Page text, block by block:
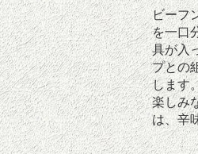
ビーフ
を一口
具が入
プとの
します
楽しみ
は、辛